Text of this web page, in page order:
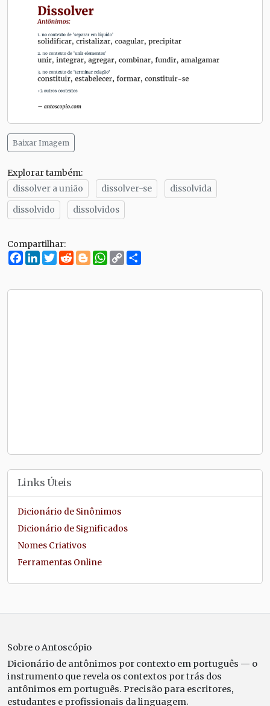
Baixar Imagem
Explorar também:
dissolver a união
dissolver-se
dissolvida
dissolvido
dissolvidos
Compartilhar:
Facebook
LinkedIn
Twitter
RedditBloggerWhatsApp
Copy
Link
Links Úteis
Dicionário de Sinônimos
Dicionário de Significados
Nomes Criativos
Ferramentas Online
Sobre o Antoscópio
Dicionário de antônimos por contexto em português — o
instrumento que revela os contextos por trás dos
antônimos em português. Precisão para escritores,
estudantes e profissionais da linguagem.